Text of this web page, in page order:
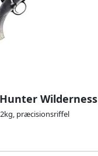
Wilderness
præcisionsriffel